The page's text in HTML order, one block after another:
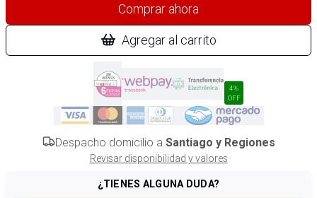
Comprar ahora
Agregar al carrito
4%
OFF
Despacho domicilio a Santiago y Regiones
Revisar disponibilidad y valores
¿TIENES ALGUNA DUDA?